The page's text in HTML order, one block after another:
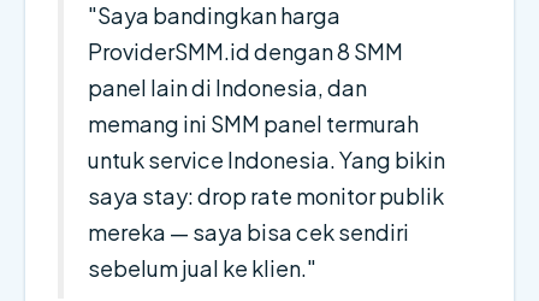
"Saya bandingkan harga
ProviderSMM.id dengan 8 SMM
panel lain di Indonesia, dan
memang ini SMM panel termurah
untuk service Indonesia. Yang bikin
saya stay: drop rate monitor publik
mereka — saya bisa cek sendiri
sebelum jual ke klien."